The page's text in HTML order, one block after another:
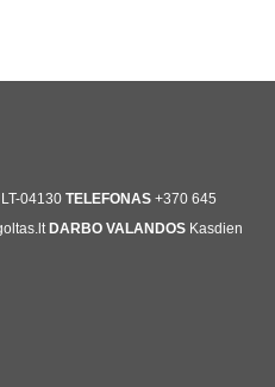
04130 TELEFONAS +370 645
DARBO VALANDOS Kasdien